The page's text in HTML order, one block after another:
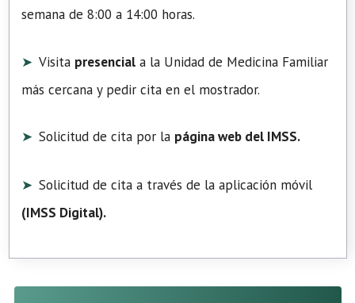
semana de 8:00 a 14:00 horas.
Visita presencial a la Unidad de Medicina Familiar
más cercana y pedir cita en el mostrador.
Solicitud de cita por la página web del IMSS.
Solicitud de cita a través de la aplicación móvil
(IMSS Digital).